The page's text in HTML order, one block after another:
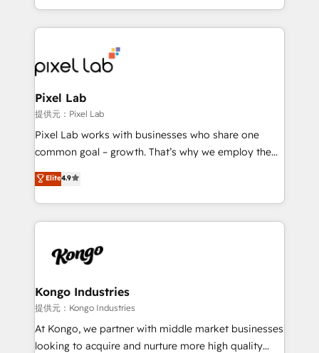
creation. iO combines in-depth knowledge on both
the marketing and technology end of HubSpot,
from end-to-end. Teams of marketing specialists,
developers, copywriters and designers work side by
side to meet the specific demands of every client
and project. Dedicated HubSpot teams combine all
skills for HubSpot projects from strategy to
implementation and training. Skilled in-house
complex API integrations with external platforms.
Working from several campuses across Belgium, The
such as Brussels Airport, Volvo, Farmaline, Agilitas,
Streamz and Michelin.
Pixel Lab
提供元：Pixel Lab
Pixel Lab works with businesses who share one
common goal – growth. That’s why we employ the
latest innovations in disruptive technology in our
approach to web design, sales enablement and
inbound marketing that deliver month-on-month
growth for our client's businesses. These methods
exactly where your marketing budget is being used
and overall revenue to a level not feasible with
traditional methods. If you’re a frustrated marketing
manager or business owner sick of wasting budget
with generic agencies and their outdated methods,
Elite4.9
Kongo Industries
提供元：Kongo Industries
At Kongo, we partner with middle market businesses
looking to acquire and nurture more high quality